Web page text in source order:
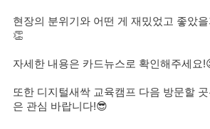
현장의 분위기와 어떤 게 재밌었고 좋았
👏
자세한 내용은 카드뉴스로 확인해주세요
또한 디지털새싹 교육캠프 다음 방문할
은 관심 바랍니다!😎